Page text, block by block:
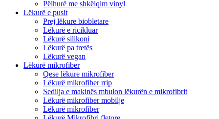
Pëlhurë me shkëlqim vinyl
Lëkurë e pusit
Prej lëkure biobletare
Lëkurë e ricikluar
Lëkurë silikoni
Lëkurë pa tretës
Lëkurë vegan
Lëkurë mikrofiber
Qese lëkure mikrofiber
Lëkurë mikrofiber rrip
Sedilja e makinës mbulon lëkurën e mikrofibrit
Lëkurë mikrofiber mobilje
Lëkurë mikrofiber